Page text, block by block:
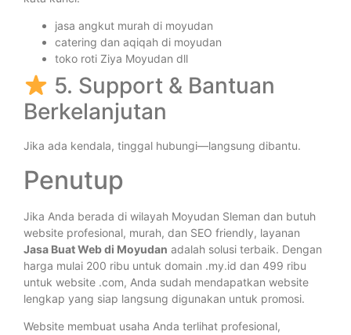
jasa angkut murah di moyudan
catering dan aqiqah di moyudan
toko roti Ziya Moyudan dll
5. Support & Bantuan
Berkelanjutan
Jika ada kendala, tinggal hubungi—langsung dibantu.
Penutup
Jika Anda berada di wilayah Moyudan Sleman dan butuh
website profesional, murah, dan SEO friendly, layanan
Jasa Buat Web di Moyudan adalah solusi terbaik. Dengan
harga mulai 200 ribu untuk domain .my.id dan 499 ribu
untuk website .com, Anda sudah mendapatkan website
lengkap yang siap langsung digunakan untuk promosi.
Website membuat usaha Anda terlihat profesional,